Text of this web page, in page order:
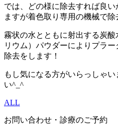
では、どの様に除去すれば良
ますが着色取り専用の機械で除
霧状の水とともに射出する炭
リウム）パウダーによりプラ
除去をします！
もし気になる方がいらっしゃ
い^_^
ALL
お問い合わせ・診療のご予約